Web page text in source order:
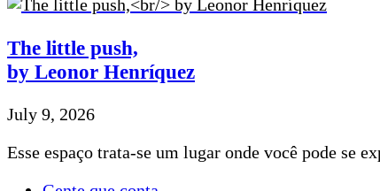
The little push,
by Leonor Henríquez
July 9, 2026
Esse espaço trata-se um lugar onde você pode se